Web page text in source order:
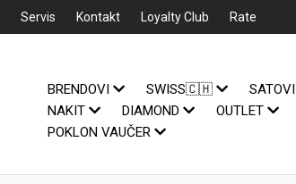
Servis Kontakt Loyalty Club Rate
BRENDOVI SWISS🇨🇭
SATOVI
NAKIT
DIAMOND
OUTLET
POKLON VAUČER